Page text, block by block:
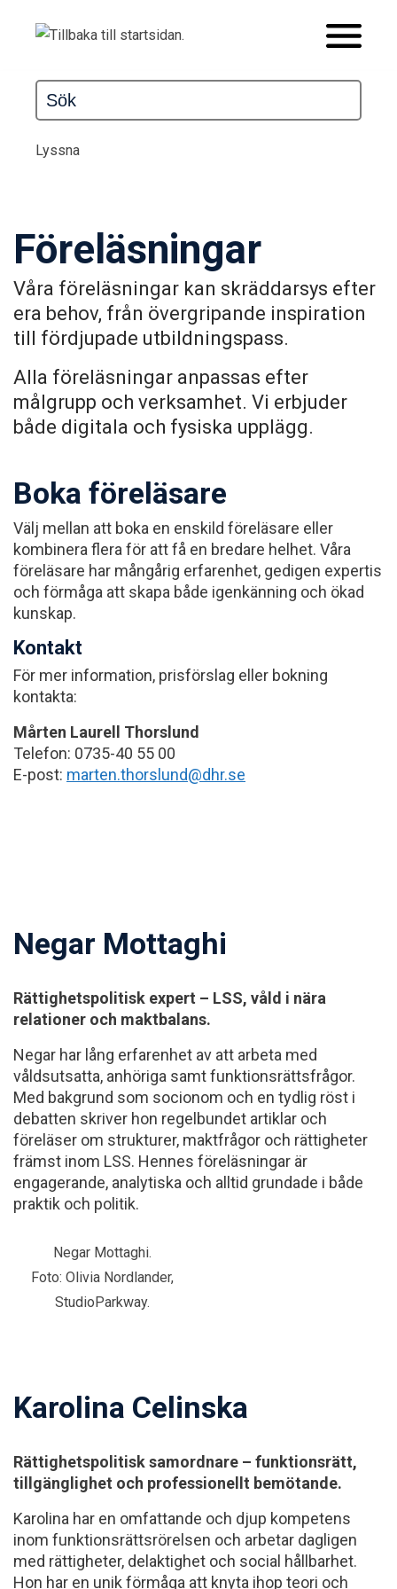
Lyssna
Föreläsningar
Våra föreläsningar kan skräddarsys efter
era behov, från övergripande inspiration
till fördjupade utbildningspass.
Alla föreläsningar anpassas efter
målgrupp och verksamhet. Vi erbjuder
både digitala och fysiska upplägg.
Boka föreläsare
Välj mellan att boka en enskild föreläsare eller
kombinera flera för att få en bredare helhet. Våra
föreläsare har mångårig erfarenhet, gedigen expertis
och förmåga att skapa både igenkänning och ökad
kunskap.
Kontakt
För mer information, prisförslag eller bokning
kontakta:
Mårten Laurell Thorslund
Telefon: 0735-40 55 00
E-post: marten.thorslund@dhr.se
Negar Mottaghi
Rättighetspolitisk expert – LSS, våld i nära
relationer och maktbalans.
Negar har lång erfarenhet av att arbeta med
våldsutsatta, anhöriga samt funktionsrättsfrågor.
Med bakgrund som socionom och en tydlig röst i
debatten skriver hon regelbundet artiklar och
föreläser om strukturer, maktfrågor och rättigheter
främst inom LSS. Hennes föreläsningar är
engagerande, analytiska och alltid grundade i både
praktik och politik.
Negar Mottaghi.
Foto: Olivia Nordlander,
StudioParkway.
Karolina Celinska
Rättighetspolitisk samordnare – funktionsrätt,
tillgänglighet och professionellt bemötande.
Karolina har en omfattande och djup kompetens
inom funktionsrättsrörelsen och arbetar dagligen
med rättigheter, delaktighet och social hållbarhet.
Hon har en unik förmåga att knyta ihop teori och